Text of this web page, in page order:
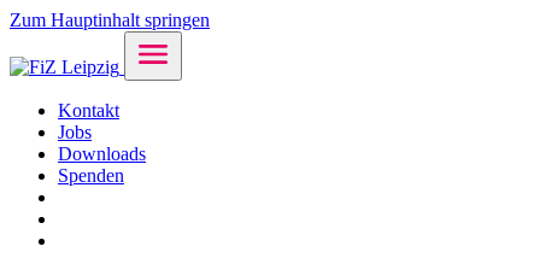
Zum Hauptinhalt springen
Kontakt
Jobs
Downloads
Spenden